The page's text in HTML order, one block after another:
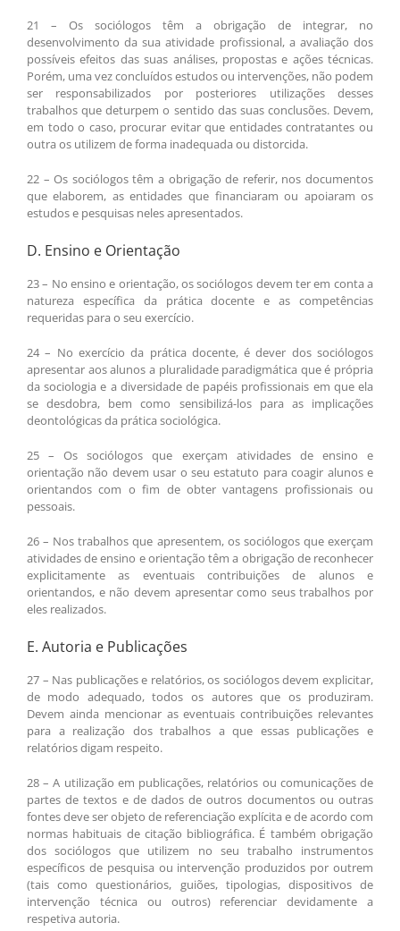
21 – Os sociólogos têm a obrigação de integrar, no
desenvolvimento da sua atividade profissional, a avaliação dos
possíveis efeitos das suas análises, propostas e ações técnicas.
Porém, uma vez concluídos estudos ou intervenções, não podem
ser responsabilizados por posteriores utilizações desses
trabalhos que deturpem o sentido das suas conclusões. Devem,
em todo o caso, procurar evitar que entidades contratantes ou
outra os utilizem de forma inadequada ou distorcida.
22 – Os sociólogos têm a obrigação de referir, nos documentos
que elaborem, as entidades que financiaram ou apoiaram os
estudos e pesquisas neles apresentados.
D. Ensino e Orientação
23 – No ensino e orientação, os sociólogos devem ter em conta a
natureza específica da prática docente e as competências
requeridas para o seu exercício.
24 – No exercício da prática docente, é dever dos sociólogos
apresentar aos alunos a pluralidade paradigmática que é própria
da sociologia e a diversidade de papéis profissionais em que ela
se desdobra, bem como sensibilizá-los para as implicações
deontológicas da prática sociológica.
25 – Os sociólogos que exerçam atividades de ensino e
orientação não devem usar o seu estatuto para coagir alunos e
orientandos com o fim de obter vantagens profissionais ou
pessoais.
26 – Nos trabalhos que apresentem, os sociólogos que exerçam
atividades de ensino e orientação têm a obrigação de reconhecer
explicitamente as eventuais contribuições de alunos e
orientandos, e não devem apresentar como seus trabalhos por
eles realizados.
E. Autoria e Publicações
27 – Nas publicações e relatórios, os sociólogos devem explicitar,
de modo adequado, todos os autores que os produziram.
Devem ainda mencionar as eventuais contribuições relevantes
para a realização dos trabalhos a que essas publicações e
relatórios digam respeito.
28 – A utilização em publicações, relatórios ou comunicações de
partes de textos e de dados de outros documentos ou outras
fontes deve ser objeto de referenciação explícita e de acordo com
normas habituais de citação bibliográfica. É também obrigação
dos sociólogos que utilizem no seu trabalho instrumentos
específicos de pesquisa ou intervenção produzidos por outrem
(tais como questionários, guiões, tipologias, dispositivos de
intervenção técnica ou outros) referenciar devidamente a
respetiva autoria.